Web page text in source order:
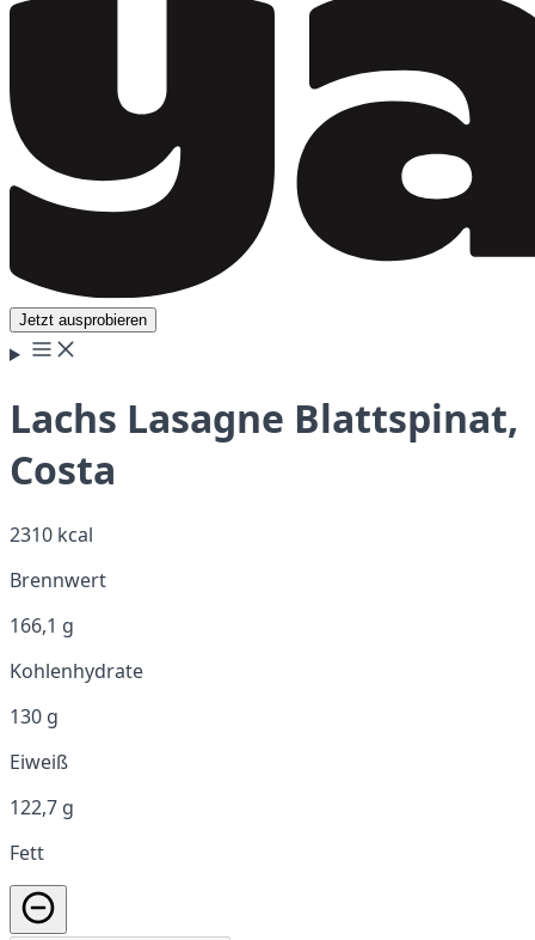
Jetzt ausprobieren
Lachs Lasagne Blattspinat,
Costa
2310 kcal
Brennwert
166,1 g
Kohlenhydrate
130 g
Eiweiß
122,7 g
Fett